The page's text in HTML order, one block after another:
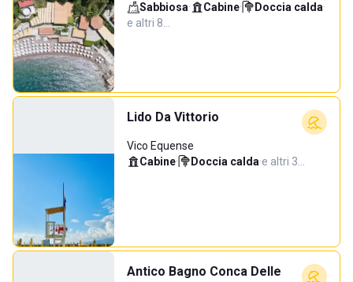
Sabbiosa· Cabine· Doccia calda·
e altri 8…
Lido Da Vittorio
Vico Equense
Cabine· Doccia calda·e altri 3…
Antico Bagno Conca Delle